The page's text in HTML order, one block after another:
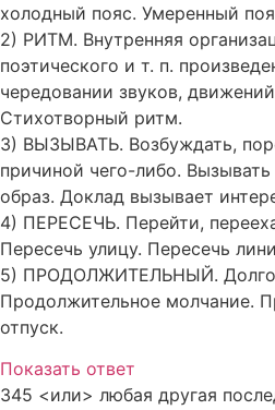
холодный пояс. Умеренный
2) РИТМ. Внутренняя
поэтического и т. п.
чередовании звуков,
Стихотворный ритм.
3) ВЫЗЫВАТЬ. Возбуждать,
причиной чего-либо.
образ. Доклад вызывает
4) ПЕРЕСЕЧЬ. Перейти,
Пересечь улицу. Пересечь
5) ПРОДОЛЖИТЕЛЬНЫЙ. Долго
Продолжительное молчание.
отпуск.
Показать ответ
345 <или> любая другая